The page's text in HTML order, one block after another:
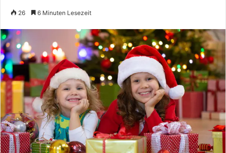
26 6 Minuten Lesezeit